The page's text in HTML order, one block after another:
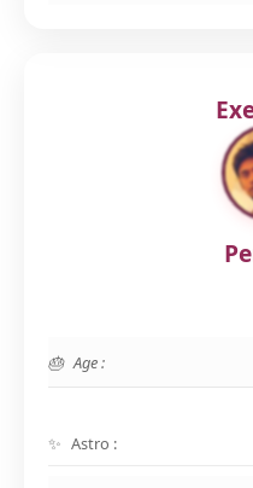
Age :
Astro :